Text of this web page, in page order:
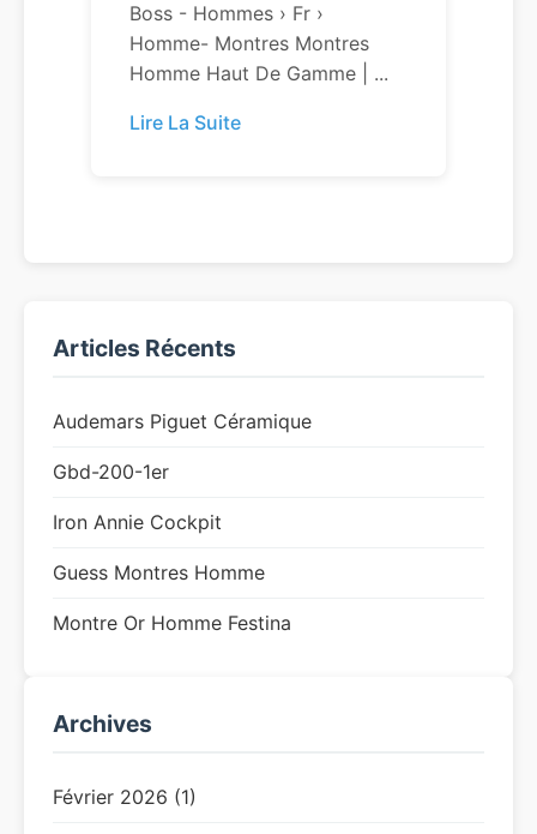
Boss - Hommes › Fr ›
Homme- Montres Montres
Homme Haut De Gamme | ...
Lire La Suite
Articles Récents
Audemars Piguet Céramique
Gbd-200-1er
Iron Annie Cockpit
Guess Montres Homme
Montre Or Homme Festina
Archives
Février 2026 (1)